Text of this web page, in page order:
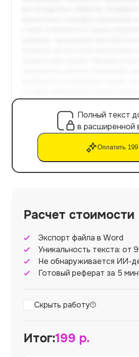
Полный текст
в расширенной
Оплатить 199
Расчет стоимости
Экспорт файла в Word
Уникальность текста: от
Не обнаруживается ИИ-
Готовый реферат за 5
Скрыть работу
Итог:199 р.